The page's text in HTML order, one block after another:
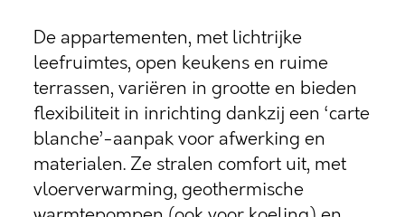
De appartementen, met lichtrijke
leefruimtes, open keukens en ruime
terrassen, variëren in grootte en bieden
flexibiliteit in inrichting dankzij een ‘carte
blanche’-aanpak voor afwerking en
materialen. Ze stralen comfort uit, met
vloerverwarming, geothermische